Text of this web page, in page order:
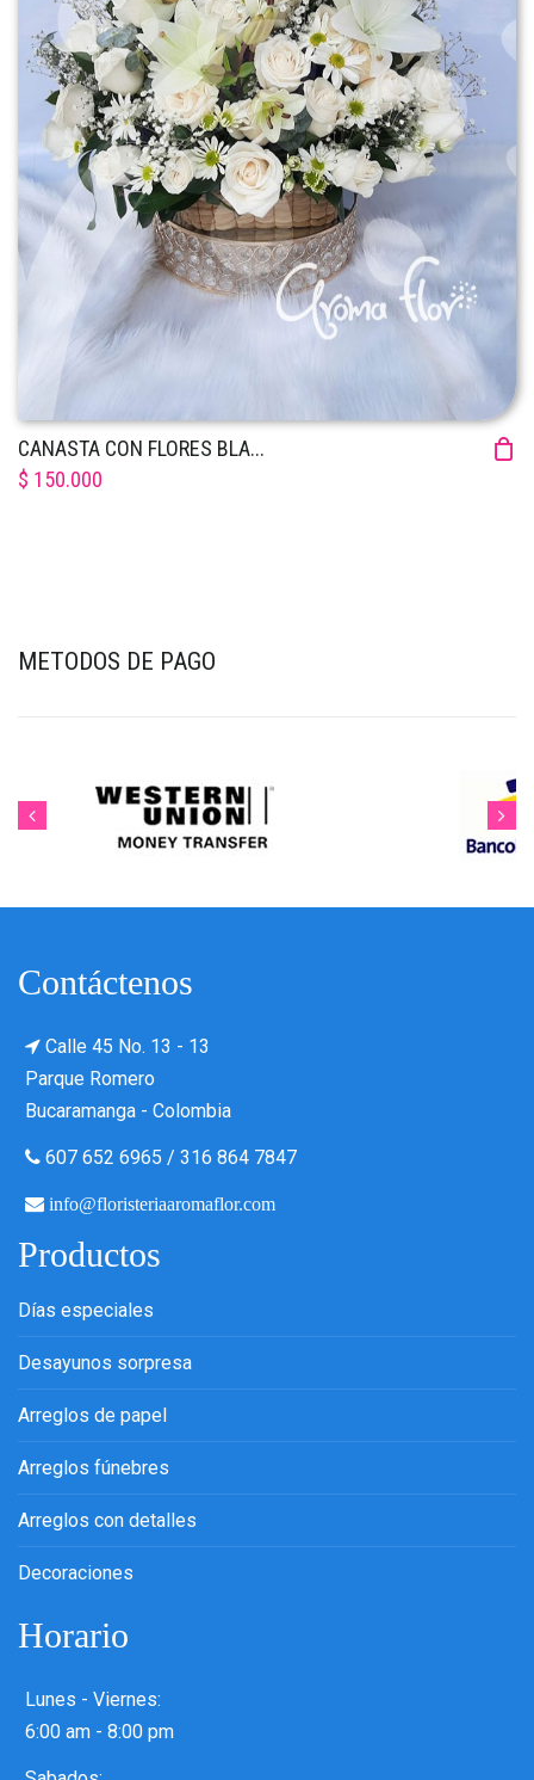
CANASTA CON FLORES BLA...
$ 150.000
METODOS DE PAGO
Contáctenos
Calle 45 No. 13 - 13
Parque Romero
Bucaramanga - Colombia
607 652 6965 / 316 864 7847
info@floristeriaaromaflor.com
Productos
Días especiales
Desayunos sorpresa
Arreglos de papel
Arreglos fúnebres
Arreglos con detalles
Decoraciones
Horario
Lunes - Viernes:
6:00 am - 8:00 pm